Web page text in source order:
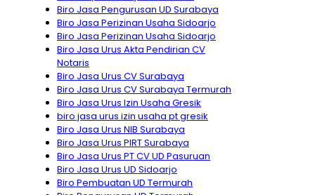
Biro Jasa Pengurusan UD Surabaya
Biro Jasa Perizinan Usaha Sidoarjo
Biro Jasa Perizinan Usaha Sidoarjo
Biro Jasa Urus Akta Pendirian CV
Notaris
Biro Jasa Urus CV Surabaya
Biro Jasa Urus CV Surabaya Termurah
Biro Jasa Urus Izin Usaha Gresik
biro jasa urus izin usaha pt gresik
Biro Jasa Urus NIB Surabaya
Biro Jasa Urus PIRT Surabaya
Biro Jasa Urus PT CV UD Pasuruan
Biro Jasa Urus UD Sidoarjo
Biro Pembuatan UD Termurah